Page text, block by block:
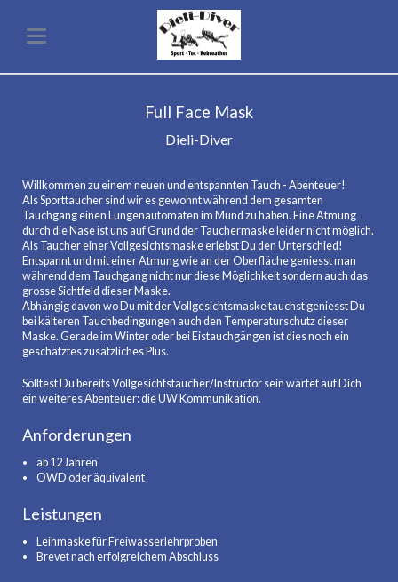
Full Face Mask
Dieli-Diver
Willkommen zu einem neuen und entspannten Tauch - Abenteuer!
Als Sporttaucher sind wir es gewohnt während dem gesamten
Tauchgang einen Lungenautomaten im Mund zu haben. Eine Atmung
durch die Nase ist uns auf Grund der Tauchermaske leider nicht möglich.
Als Taucher einer Vollgesichtsmaske erlebst Du den Unterschied!
Entspannt und mit einer Atmung wie an der Oberfläche geniesst man
während dem Tauchgang nicht nur diese Möglichkeit sondern auch das
grosse Sichtfeld dieser Maske.
Abhängig davon wo Du mit der Vollgesichtsmaske tauchst geniesst Du
bei kälteren Tauchbedingungen auch den Temperaturschutz dieser
Maske. Gerade im Winter oder bei Eistauchgängen ist dies noch ein
geschätztes zusätzliches Plus.
Solltest Du bereits Vollgesichtstaucher/Instructor sein wartet auf Dich
ein weiteres Abenteuer: die UW Kommunikation.
Anforderungen
ab 12 Jahren
OWD oder äquivalent
Leistungen
Leihmaske für Freiwasserlehrproben
Brevet nach erfolgreichem Abschluss